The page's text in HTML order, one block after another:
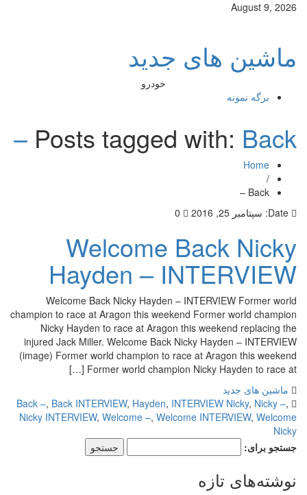
August 9, 2026
ماشین های جدید
خودرو
برگه نمونه
Posts tagged with:Back –
Home
/
Back –
Date: سپتامبر 25, 2016 0
Welcome Back Nicky
Hayden – INTERVIEW
Welcome Back Nicky Hayden – INTERVIEW Former world
champion to race at Aragon this weekend Former world champion
Nicky Hayden to race at Aragon this weekend replacing the
injured Jack Miller. Welcome Back Nicky Hayden – INTERVIEW
(image) Former world champion to race at Aragon this weekend
Former world champion Nicky Hayden to race at […]
ماشین های جدید
Back –,Back INTERVIEW,Hayden,INTERVIEW Nicky,Nicky –
Nicky INTERVIEW,Welcome –,Welcome INTERVIEW,Welcome
Nicky
جستجو برای:
نوشته‌های تازه